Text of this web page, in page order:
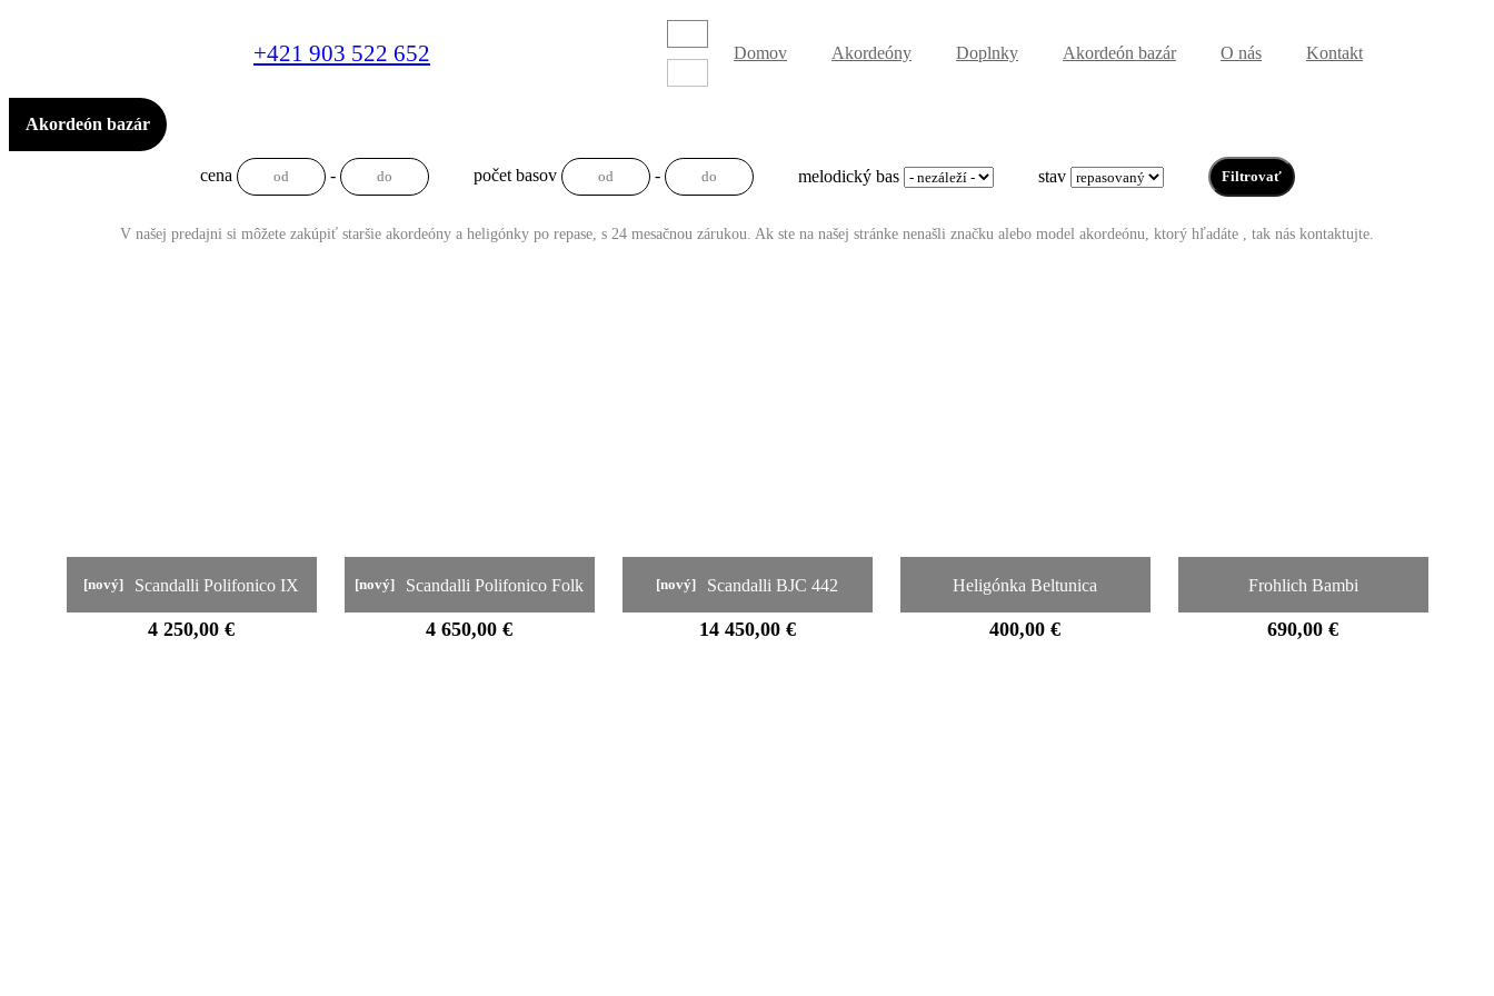
+421 903 522 652 Domov Akordeóny Doplnky Akordeón bazár O nás Kontakt
Akordeón bazár
cena - počet basov - melodický bas stav
V našej predajni si môžete zakúpiť staršie akordeóny a heligónky po repase, s 24 mesačnou zárukou. Ak ste na našej stránke nenašli značku alebo model akordeónu, ktorý hľadáte , tak nás kontaktujte.
[nový] Scandalli Polifonico IX
4 250,00 €
[nový] Scandalli Polifonico Folk
4 650,00 €
[nový] Scandalli BJC 442
14 450,00 €
Heligónka Beltunica
400,00 €
Frohlich Bambi
690,00 €